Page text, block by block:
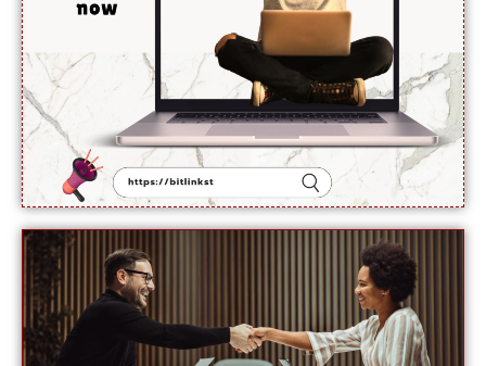
سے
انکار کر
دیا